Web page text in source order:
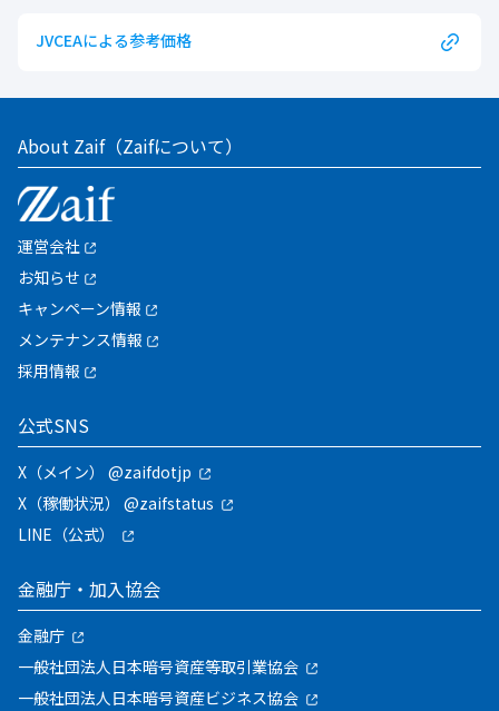
JVCEAによる参考価格
About Zaif（Zaifについて）
運営会社
お知らせ
キャンペーン情報
メンテナンス情報
採用情報
公式SNS
X（メイン） @zaifdotjp
X（稼働状況） @zaifstatus
LINE（公式）
金融庁・加入協会
金融庁
一般社団法人日本暗号資産等取引業協会
一般社団法人日本暗号資産ビジネス協会